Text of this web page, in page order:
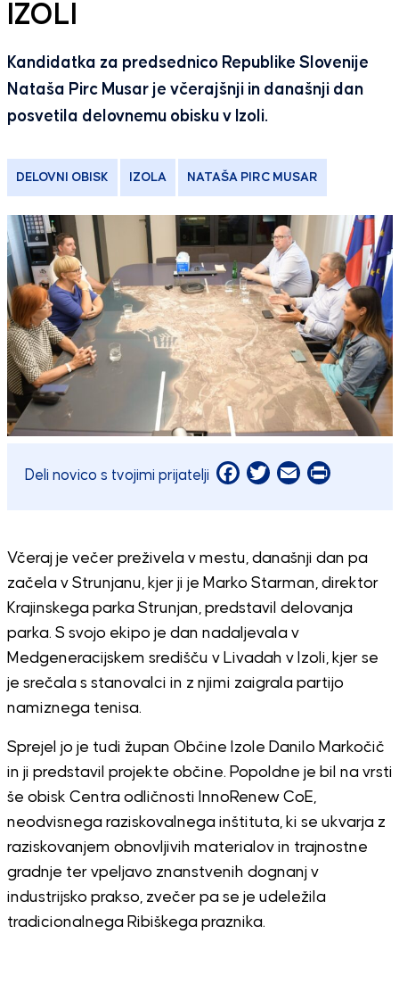
IZOLI
Kandidatka za predsednico Republike Slovenije
Nataša Pirc Musar je včerajšnji in današnji dan
posvetila delovnemu obisku v Izoli.
DELOVNI OBISK IZOLA NATAŠA PIRC MUSAR
Deli novico s tvojimi prijatelji Facebook
Twitter
EmailPrint
Včeraj je večer preživela v mestu, današnji dan pa
začela v Strunjanu, kjer ji je Marko Starman, direktor
Krajinskega parka Strunjan, predstavil delovanja
parka. S svojo ekipo je dan nadaljevala v
Medgeneracijskem središču v Livadah v Izoli, kjer se
je srečala s stanovalci in z njimi zaigrala partijo
namiznega tenisa.
Sprejel jo je tudi župan Občine Izole Danilo Markočič
in ji predstavil projekte občine. Popoldne je bil na vrsti
še obisk Centra odličnosti InnoRenew CoE,
neodvisnega raziskovalnega inštituta, ki se ukvarja z
raziskovanjem obnovljivih materialov in trajnostne
gradnje ter vpeljavo znanstvenih dognanj v
industrijsko prakso, zvečer pa se je udeležila
tradicionalnega Ribiškega praznika.